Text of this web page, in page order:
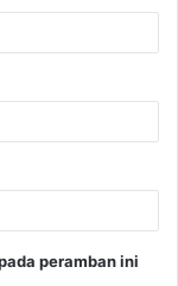
peramban ini